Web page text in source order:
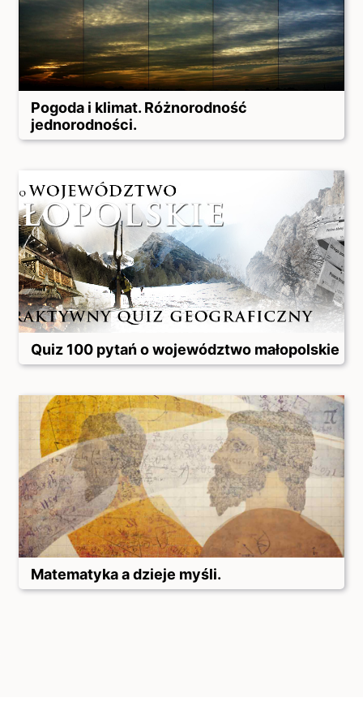
Pogoda i klimat. Różnorodność
jednorodności.
Quiz 100 pytań o województwo małopolskie
Matematyka a dzieje myśli.